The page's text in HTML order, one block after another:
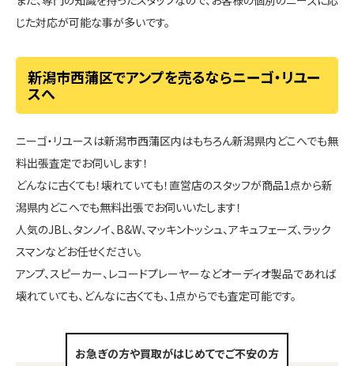
じた対応が可能な事が多いです。
新潟市西蒲区でアンプを売るならニーゴ・リユー
スへ
ニーゴ・リユースは新潟市西蒲区内はもちろん新潟県内どこへでも無
料出張査定でお伺いします！
どんなに古くても！壊れていても！直営店のスタッフが商品1点から新
潟県内どこへでも無料出張でお伺いいたします！
人気のJBL、タンノイ、B&W、マッキントッシュ、アキュフェーズ、ラック
スマンなどお任せください。
アンプ、スピーカー、レコードプレーヤーなどオーディオ製品であれば
壊れていても、どんなに古くても、1点からでも査定可能です。
お急ぎの方や買取がはじめてでご不安の方